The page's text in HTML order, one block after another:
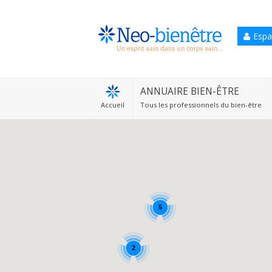
Accueil
ANNUAIRE BIEN-ÊTRE
Tous les professionnels du bien-être
5
2